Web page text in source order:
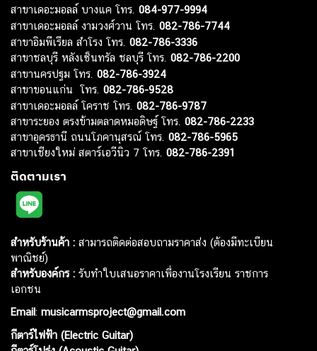
สาขาเดอะมอลล์ บางแค โทร. 084-977-9994
สาขาเดอะมอลล์ งามวงศ์วาน โทร. 082-786-7744
สาขาอิมพีเรียล สำโรง โทร. 082-786-3336
สาขาชลบุรี หลังเซ็นทรัล ชลบุรี โทร. 082-786-2200
สาขานครปฐม โทร. 082-786-3924
สาขาขอนแก่น โทร. 082-786-9528
สาขาเดอะมอลล์ โคราช โทร. 082-786-9787
สาขาระยอง ตรงข้ามตลาดหมอดิษฐ์ โทร. 082-786-2233
สาขาอุดรธานี ถนนโภคานุสรณ์ โทร. 082-786-5965
สาขาเชียงใหม่ สตาร์เอวีนิว 7 โทร. 082-786-2391
ติดตามเรา
สำหรับร้านค้า : สามารถติดต่อสอบถามราคาส่ง (ต้องมีทะเบียน
พาณิชย์)
สำหรับองค์กร : รับทำใบเสนอราคาเพื่องานโรงเรียน ราชการ
เอกชน
Email: musicarmsproject@gmail.com
กีตาร์ไฟฟ้า (Electric Guitar)